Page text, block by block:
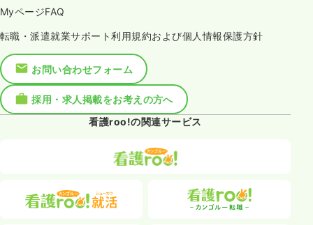
MyページFAQ
転職・派遣就業サポート利用規約および個人情報保護方針
お問い合わせフォーム
採用・求人掲載をお考えの方へ
看護roo!の関連サービス